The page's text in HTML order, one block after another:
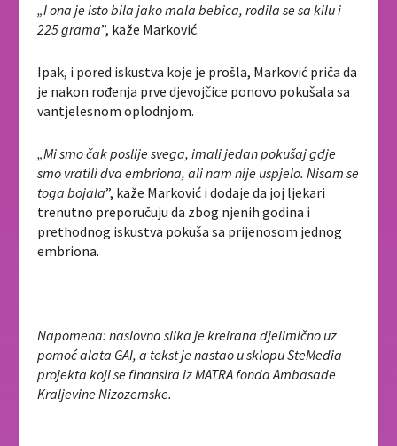
„I ona je isto bila jako mala bebica, rodila se sa kilu i
225 grama”, kaže Marković.
Ipak, i pored iskustva koje je prošla, Marković priča da
je nakon rođenja prve djevojčice ponovo pokušala sa
vantjelesnom oplodnjom.
„Mi smo čak poslije svega, imali jedan pokušaj gdje
smo vratili dva embriona, ali nam nije uspjelo. Nisam se
toga bojala”, kaže Marković i dodaje da joj ljekari
trenutno preporučuju da zbog njenih godina i
prethodnog iskustva pokuša sa prijenosom jednog
embriona.
Napomena: naslovna slika je kreirana djelimično uz
pomoć alata GAI, a tekst je nastao u sklopu SteMedia
projekta koji se finansira iz MATRA fonda Ambasade
Kraljevine Nizozemske.